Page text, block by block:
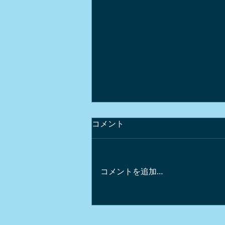
コメント
コメントを追加…